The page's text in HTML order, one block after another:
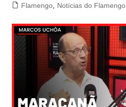
Flamengo, Notícias do Flamengo,